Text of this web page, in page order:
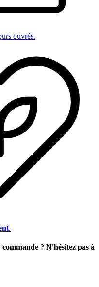
ouvrés.
.
? N'hésitez pas à